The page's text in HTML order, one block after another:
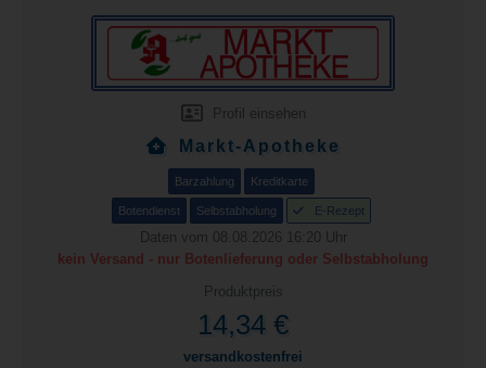
Profil einsehen
Markt-Apotheke
Barzahlung Kreditkarte
Botendienst Selbstabholung E-Rezept
Daten vom 08.08.2026 16:20 Uhr
kein Versand - nur Botenlieferung oder Selbstabholung
Produktpreis
14,34 €
versandkostenfrei